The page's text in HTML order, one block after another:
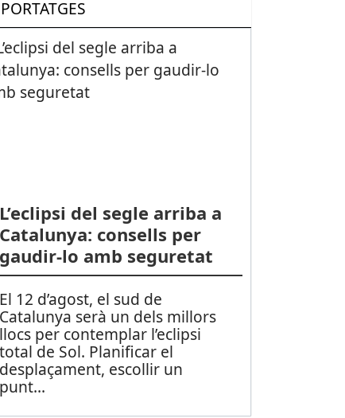
L’eclipsi del segle arriba a
Catalunya: consells per
gaudir-lo amb seguretat
El 12 d’agost, el sud de
Catalunya serà un dels millors
llocs per contemplar l’eclipsi
total de Sol. Planificar el
desplaçament, escollir un
punt...